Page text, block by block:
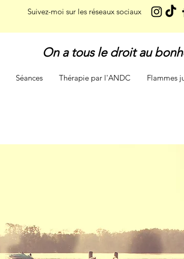
Suivez-moi sur les réseaux sociaux
On a tous le droit au
Séances Thérapie par l'ANDC Flammes